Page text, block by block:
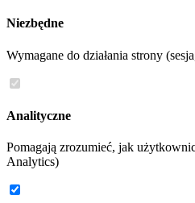
Niezbędne
Wymagane do działania strony
Analityczne
Pomagają zrozumieć, jak
Analytics)